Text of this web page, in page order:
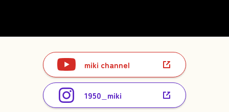
miki channel
1950_miki